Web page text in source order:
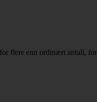
flere enn ordinært antall,